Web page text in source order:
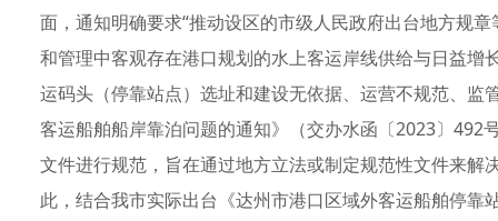
面，通知明确要求“推动设区的市级人民政府出台地方规
和管理中客观存在港口规划的水上客运岸线供给与日益
运码头（停靠站点）选址和建设无依据、运营不规范、
客运船舶船岸靠泊问题的通知》（交办水函〔2023〕492
文件进行规范，旨在通过地方立法或制定规范性文件来
此，结合我市实际出台《达州市港口区域外客运船舶停